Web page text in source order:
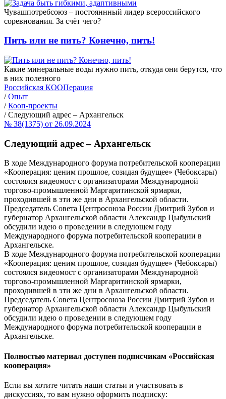
Чувашпотребсоюз – постояннный лидер всероссийского
соревнования. За счёт чего?
Пить или не пить? Конечно, пить!
Какие минеральные воды нужно пить, откуда они берутся, что
в них полезного
Российская КООПерация
/ Опыт
/ Кооп-проекты
/ Следующий адрес – Архангельск
№ 38(1375) от 26.09.2024
Следующий адрес – Архангельск
В ходе Международного форума потребительской кооперации
«Кооперация: ценим прошлое, созидая будущее» (Чебоксары)
состоялся видеомост с организаторами Международной
торгово-промышленной Маргаритинской ярмарки,
проходившей в эти же дни в Архангельской области.
Председатель Совета Центросоюза России Дмитрий Зубов и
губернатор Архангельской области Александр Цыбульский
обсудили идею о проведении в следующем году
Международного форума потребительской кооперации в
Архангельске.
В ходе Международного форума потребительской кооперации
«Кооперация: ценим прошлое, созидая будущее» (Чебоксары)
состоялся видеомост с организаторами Международной
торгово-промышленной Маргаритинской ярмарки,
проходившей в эти же дни в Архангельской области.
Председатель Совета Центросоюза России Дмитрий Зубов и
губернатор Архангельской области Александр Цыбульский
обсудили идею о проведении в следующем году
Международного форума потребительской кооперации в
Архангельске.
Полностью материал доступен подписчикам «Российская
кооперация»
Если вы хотите читать наши статьи и участвовать в
дискуссиях, то вам нужно оформить подписку: